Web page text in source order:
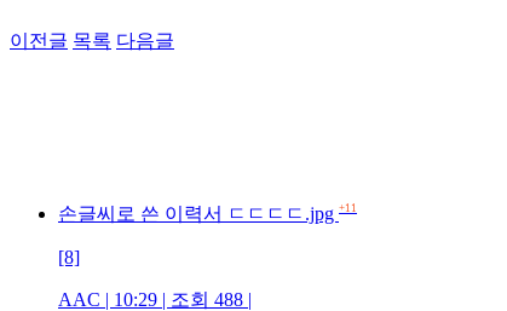
이전글 목록 다음글
손글씨로 쓴 이력서 ㄷㄷㄷㄷ.jpg +11
[8]
AAC | 10:29 | 조회 488 |